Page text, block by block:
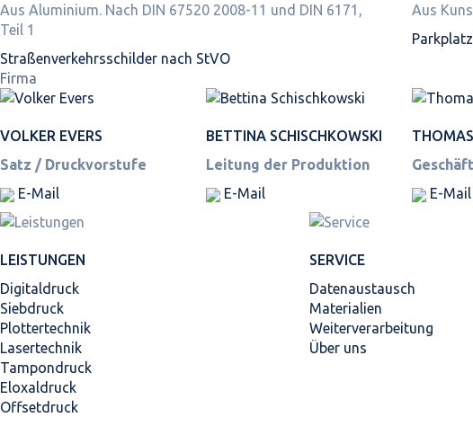
Aus Aluminium. Nach DIN 67520 2008-11 und DIN 6171,
Teil 1
Straßen­verkehrs­schilder nach StVO
Aus
Firma
VOLKER EVERS
Satz / Druckvorstufe
E-Mail
BETTINA SCHISCHKOWSKI
Leitung der Produktion
E-Mail
E-Mail
LEISTUNGEN
Digitaldruck
Siebdruck
Plottertechnik
Lasertechnik
Tampondruck
Eloxaldruck
Offsetdruck
SERVICE
Datenaustausch
Materialien
Weiterverarbeitung
Über uns